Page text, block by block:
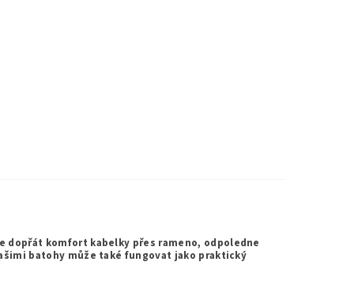
dopřát komfort kabelky přes rameno, odpoledne
batohy může také fungovat jako praktický